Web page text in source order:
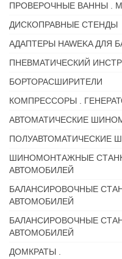
ПРОВЕРОЧНЫЕ ВАННЫ .
ДИСКОПРАВНЫЕ СТЕНДЫ
АДАПТЕРЫ HAWEKA ДЛЯ
ПНЕВМАТИЧЕСКИЙ
БОРТОРАСШИРИТЕЛИ
КОМПРЕССОРЫ .
АВТОМАТИЧЕСКИЕ
ПОЛУАВТОМАТИЧЕСКИЕ
ШИНОМОНТАЖНЫЕ
АВТОМОБИЛЕЙ
БАЛАНСИРОВОЧНЫЕ
АВТОМОБИЛЕЙ
БАЛАНСИРОВОЧНЫЕ
АВТОМОБИЛЕЙ
ДОМКРАТЫ .